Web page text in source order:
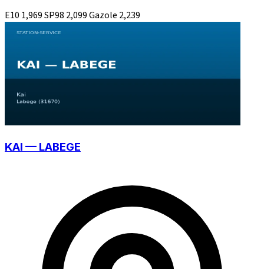
E10 1,969SP98 2,099Gazole 2,239
KAI — LABEGE